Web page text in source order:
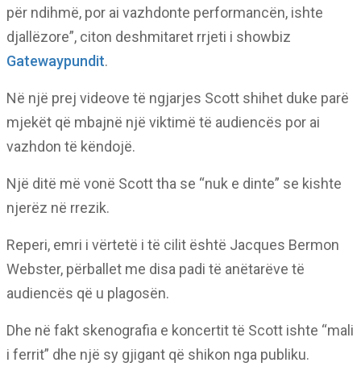
për ndihmë, por ai vazhdonte performancën, ishte
djallëzore”, citon deshmitaret rrjeti i showbiz
Gatewaypundit.
Në një prej videove të ngjarjes Scott shihet duke parë
mjekët që mbajnë një viktimë të audiencës por ai
vazhdon të këndojë.
Një ditë më vonë Scott tha se “nuk e dinte” se kishte
njerëz në rrezik.
Reperi, emri i vërtetë i të cilit është Jacques Bermon
Webster, përballet me disa padi të anëtarëve të
audiencës që u plagosën.
Dhe në fakt skenografia e koncertit të Scott ishte “mali
i ferrit” dhe një sy gjigant që shikon nga publiku.